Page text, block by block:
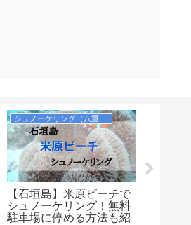
シュノーケリング（八重山諸島）
【石垣島】米原ビーチで
シュノーケリング！無料
駐車場に停める方法も紹